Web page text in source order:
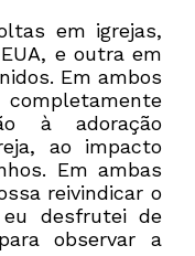
em igrejas,
e outra em
Em ambos
à adoração
ao impacto
Em ambas
reivindicar o
desfrutei de
observar a